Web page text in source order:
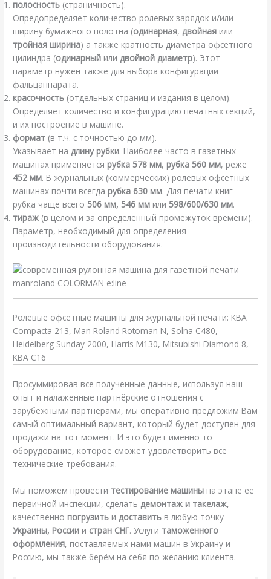
полосность (страничность).
Опредопределяет количество ролевых зарядок и/или
ширину бумажного полотна (одинарная, двойная или
тройная ширина) а также кратность диаметра офсетного
цилиндра (одинарный или двойной диаметр). Этот
параметр нужен также для выбора конфигурации
фальцаппарата.
красочность (отдельных страниц и издания в целом).
Определяет количество и конфигурацию печатных секций,
и их построение в машине.
формат (в т.ч. с точностью до мм).
Указывает на длину рубки. Наиболее часто в газетных
машинах применяется рубка 578 мм, рубка 560 мм, реже
452 мм. В журнальных (коммерческих) ролевых офсетных
машинах почти всегда рубка 630 мм. Для печати книг
рубка чаще всего 506 мм, 546 мм или 598/600/630 мм.
тираж (в целом и за определённый промежуток времени).
Параметр, необходимый для определения
производительности оборудования.
Ролевые офсетные машины для журнальной печати: KBA
Compacta 213, Man Roland Rotoman N, Solna C480,
Heidelberg Sunday 2000, Harris M130, Mitsubishi Diamond 8,
KBA C16
Просуммировав все полученные данные, используя наш
опыт и налаженные партнёрские отношения с
зарубежными партнёрами, мы оперативно предложим Вам
самый оптимальный вариант, который будет доступен для
продажи на тот момент. И это будет именно то
оборудование, которое сможет удовлетворить все
технические требования.
Мы поможем провести тестирование машины на этапе её
первичной инспекции, сделать демонтаж и такелаж,
качественно погрузить и доставить в любую точку
Украины, России и стран СНГ. Услуги таможенного
оформления, поставляемых нами машин в Украину и
Россию, мы также берём на себя по желанию клиента.